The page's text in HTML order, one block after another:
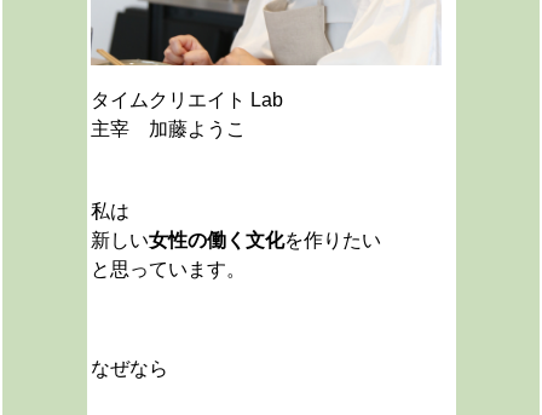
タイムクリエイト Lab
主宰 加藤ようこ
私は
新しい女性の働く文化を作りたい
と思っています。
なぜなら